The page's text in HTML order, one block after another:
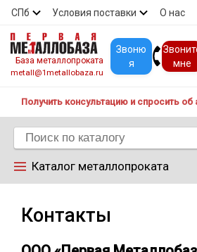
СПб Условия поставки О нас
Скидки Прайс Покупателям
База металлопроката
metall@1metallobaza.ru
Звоню
я
мне
Получить консультацию и спросить об
Каталог металлопроката
Труба профильная
Контакты